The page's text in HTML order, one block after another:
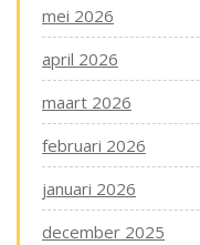
mei 2026
april 2026
maart 2026
februari 2026
januari 2026
december 2025